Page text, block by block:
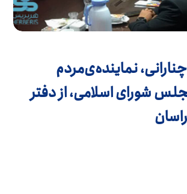
نماینده‌ی‌مردم
شورا‌ی اسلامی، از دفتر